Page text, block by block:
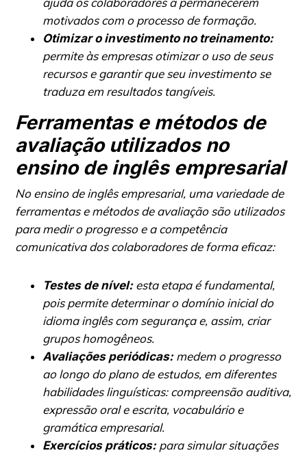
motivados com o processo de formação.
Otimizar o investimento no treinamento:
permite às empresas otimizar o uso de seus
recursos e garantir que seu investimento se
traduza em resultados tangíveis.
Ferramentas e métodos de
avaliação utilizados no
ensino de inglês empresarial
No ensino de inglês empresarial, uma variedade de
ferramentas e métodos de avaliação são utilizados
para medir o progresso e a competência
comunicativa dos colaboradores de forma eficaz:
Testes de nível:esta etapa é fundamental,
pois permite determinar o domínio inicial do
idioma inglês com segurança e, assim, criar
grupos homogêneos.
Avaliações periódicas:medem o progresso
ao longo do plano de estudos, em diferentes
habilidades linguísticas: compreensão auditiva,
expressão oral e escrita, vocabulário e
gramática empresarial.
Exercícios práticos: para simular situações